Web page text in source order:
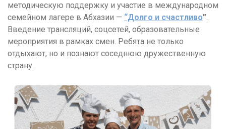
методическую поддержку и участие в международном
семейном лагере в Абхазии — “Долго и счастливо”.
Введение трансляций, соцсетей, образовательные
мероприятия в рамках смен. Ребята не только
отдыхают, но и познают соседнюю дружественную
страну.